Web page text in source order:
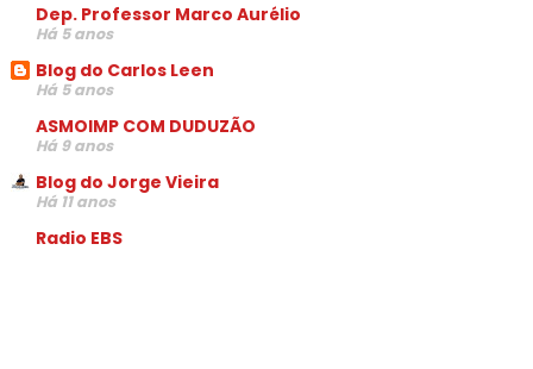
Dep. Professor Marco Aurélio
Há 5 anos
Blog do Carlos Leen
Há 5 anos
ASMOIMP COM DUDUZÃO
Há 9 anos
Blog do Jorge Vieira
Há 11 anos
Radio EBS